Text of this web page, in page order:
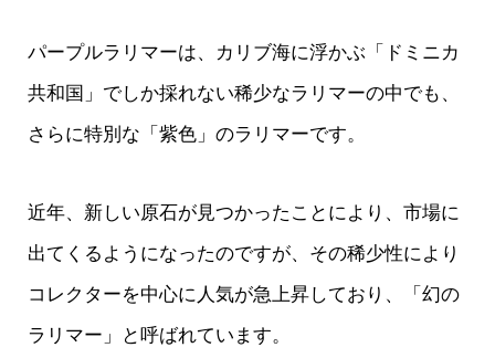
パープルラリマーは、カリブ海に浮かぶ「ドミニカ
共和国」でしか採れない稀少なラリマーの中でも、
さらに特別な「紫色」のラリマーです。
近年、新しい原石が見つかったことにより、市場に
出てくるようになったのですが、その稀少性により
コレクターを中心に人気が急上昇しており、「幻の
ラリマー」と呼ばれています。